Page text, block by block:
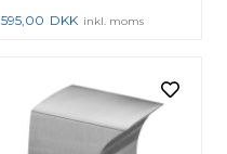
595,00 DKK inkl. moms